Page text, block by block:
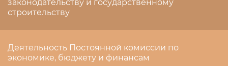
законодательству и государственному
строительству
Деятельность Постоянной комиссии по
экономике, бюджету и финансам